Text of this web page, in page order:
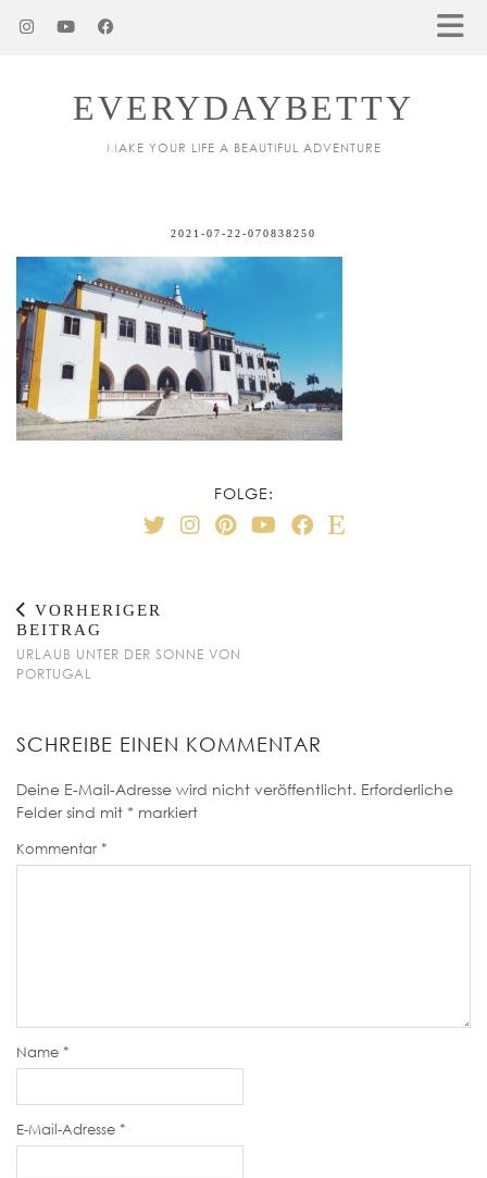
EVERYDAYBETTY
MAKE YOUR LIFE A BEAUTIFUL ADVENTURE
2021-07-22-070838250
FOLGE:
VORHERIGER
BEITRAG
URLAUB UNTER DER SONNE VON
PORTUGAL
SCHREIBE EINEN KOMMENTAR
Deine E-Mail-Adresse wird nicht veröffentlicht. Erforderliche
Felder sind mit * markiert
Kommentar *
Name *
E-Mail-Adresse *